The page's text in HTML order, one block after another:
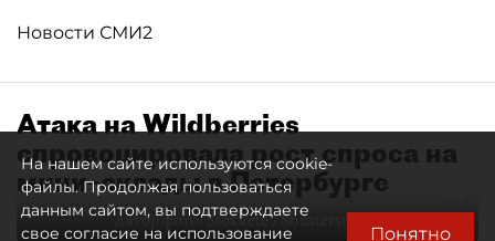
Новости СМИ2
Атака на Wildberries
спровоцировала рост спроса на
мини–склады в Петербурге
Автор фото:Stokkete / Shutterstock / FOTODOM
На нашем сайте используются cookie-
файлы. Продолжая пользоваться
данным сайтом, вы подтверждаете
свое согласие на использование
Понятно